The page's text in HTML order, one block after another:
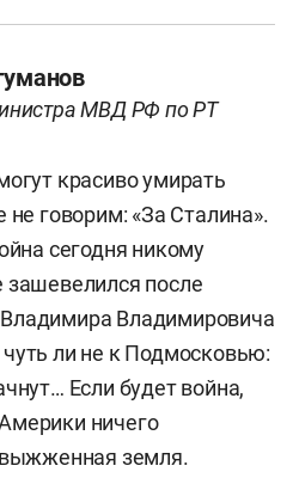
МВД РФ по РТ
красиво умирать
не говорим: «За Сталина».
сегодня никому
после
Владимировича
ли не к Подмосковью:
Если будет война,
ничего
выжженная земля.